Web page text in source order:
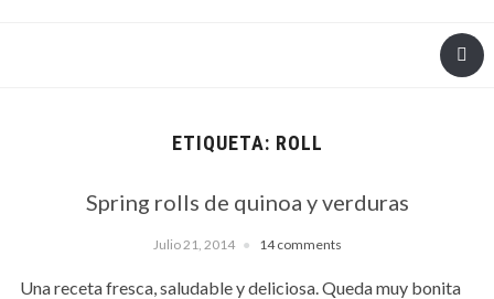
ETIQUETA: ROLL
Spring rolls de quinoa y verduras
Julio 21, 2014 14 comments
Una receta fresca, saludable y deliciosa. Queda muy bonita